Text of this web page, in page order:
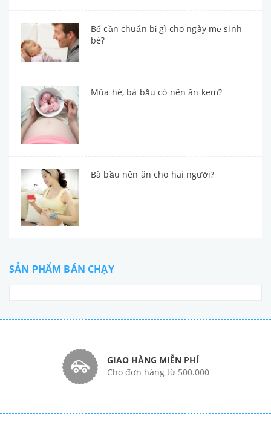
Bố cần chuẩn bị gì cho ngày mẹ sinh
bé?
Mùa hè, bà bầu có nên ăn kem?
Bà bầu nên ăn cho hai người?
SẢN PHẨM BÁN CHẠY
GIAO HÀNG MIỄN PHÍ
Cho đơn hàng từ 500.000